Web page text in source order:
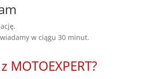
w ciągu 30 minut.